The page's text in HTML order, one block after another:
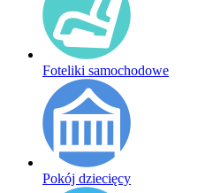
Foteliki samochodowe
Pokój dziecięcy